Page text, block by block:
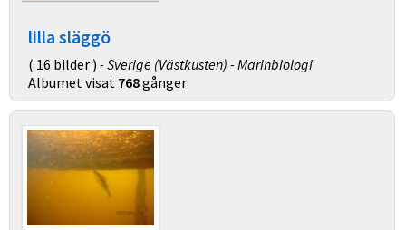
lilla släggö
( 16 bilder ) - Sverige (Västkusten) - Marinbiologi
Albumet visat 768gånger